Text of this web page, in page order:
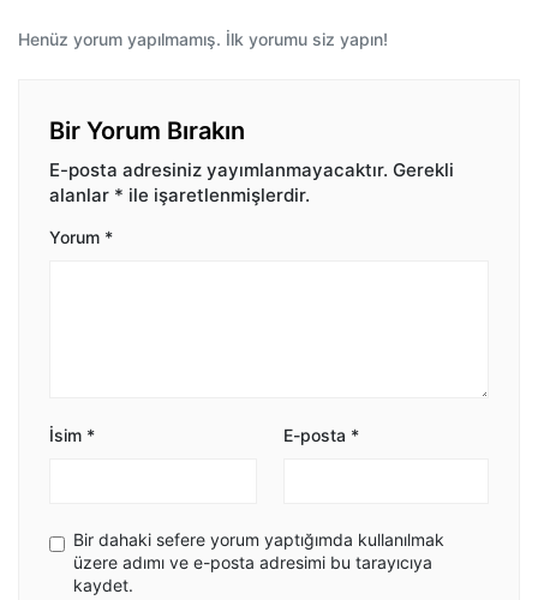
Henüz yorum yapılmamış. İlk yorumu siz yapın!
Bir Yorum Bırakın
E-posta adresiniz yayımlanmayacaktır. Gerekli
alanlar * ile işaretlenmişlerdir.
Yorum *
İsim * E-posta *
Bir dahaki sefere yorum yaptığımda kullanılmak
üzere adımı ve e-posta adresimi bu tarayıcıya
kaydet.